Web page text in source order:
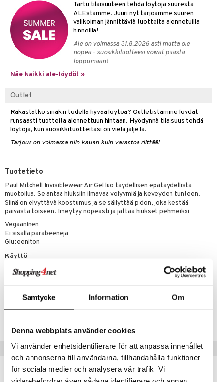
Samtycke Information Om
Denna webbplats använder cookies
Vi använder enhetsidentifierare för att anpassa innehållet
och annonserna till användarna, tillhandahålla funktioner
för sociala medier och analysera vår trafik. Vi
vidarebefordrar även sådana identifierare och annan
Tartu tilaisuuteen tehdä löytöjä suuresta
ALEstamme. Juuri nyt tarjoamme suuren
valikoiman jännittäviä tuotteita alennetuilla
hinnoilla!
Ale on voimassa 31.8.2026 asti mutta ole
nopea - suosikkituotteesi voivat päästä
loppumaan!
Näe kaikki ale-löydöt »
Outlet
Rakastatko sinäkin todella hyvää löytöä? Outletistamme löydät
runsaasti tuotteita alennettuun hintaan. Hyödynnä tilaisuus tehdä
löytöjä, kun suosikkituotteitasi on vielä jäljellä.
Tarjous on voimassa niin kauan kuin varastoa riittää!
Tuotetieto
Paul Mitchell Invisiblewear Air Gel luo täydellisen epätäydellistä
muotoilua. Se antaa hiuksiin ilmavaa volyymiä ja keveyden tunteen.
Siinä on elvyttävä koostumus ja se säilyttää pidon, joka kestää
päivästä toiseen. Imeytyy nopeasti ja jättää hiukset pehmeiksi
Vegaaninen
Ei sisällä parabeeneja
Gluteeniton
Käyttö
Levitä pieni määrä märkiin tai kuiviin hiuksiin ja muotoile toivomasi
mukaan.
Suositut tuotteet
tuotteet
poisto
hoito
iho
iho
Set
& Highlighter
Päivävoide
hoito
tarvikkeet
/ Kajaali
de cologne
de parfum
de toilette
&
Lapset
Set
tuotteet
hoito
poisto
hoito
& saippuat
tuotteet
& Viikset
shave balm
shave lotion
de cologne
de toilette
tuotteet
poisto
hoito
& saippuat
10
1: Puhdistus
2: Kirkastus
3: Kosteutus
ja Vartalonhoito
ja naamiot
Huulten Hoito
Elixir
Happy
Happy For Men
Miehille
& Soujaus
& Ihonpuhdistus